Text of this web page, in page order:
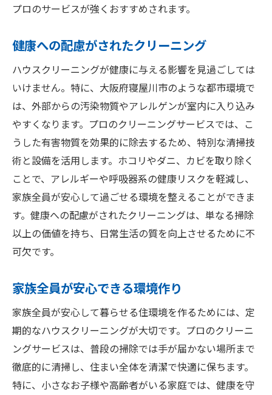
プロのサービスが強くおすすめされます。
健康への配慮がされたクリーニング
ハウスクリーニングが健康に与える影響を見過ごしては
いけません。特に、大阪府寝屋川市のような都市環境で
は、外部からの汚染物質やアレルゲンが室内に入り込み
やすくなります。プロのクリーニングサービスでは、こ
うした有害物質を効果的に除去するため、特別な清掃技
術と設備を活用します。ホコリやダニ、カビを取り除く
ことで、アレルギーや呼吸器系の健康リスクを軽減し、
家族全員が安心して過ごせる環境を整えることができま
す。健康への配慮がされたクリーニングは、単なる掃除
以上の価値を持ち、日常生活の質を向上させるために不
可欠です。
家族全員が安心できる環境作り
家族全員が安心して暮らせる住環境を作るためには、定
期的なハウスクリーニングが大切です。プロのクリーニ
ングサービスは、普段の掃除では手が届かない場所まで
徹底的に清掃し、住まい全体を清潔で快適に保ちます。
特に、小さなお子様や高齢者がいる家庭では、健康を守